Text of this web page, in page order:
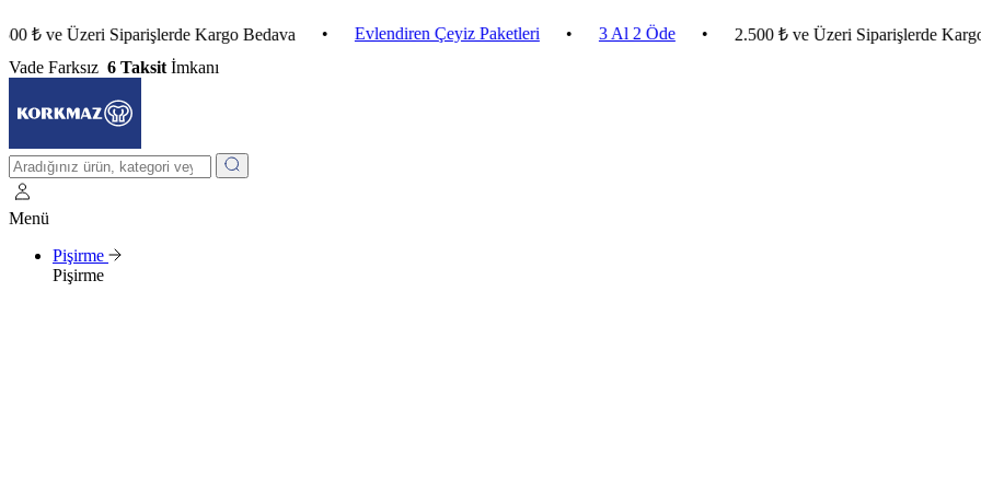
Üzeri Siparişlerde Kargo Bedava • Evlendiren Çeyiz Paketleri • 3 Al 2 Öde • 2.500 ₺ ve Üzeri Siparişlerde Kargo
Vade Farksız 6 Taksit İmkanı
Menü
Pişirme
Pişirme